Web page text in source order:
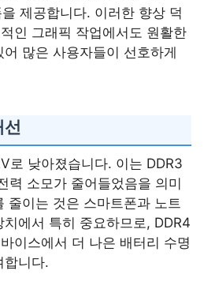
제공합니다. 이러한 향상 덕
인 그래픽 작업에서도 원활한
많은 사용자들이 선호하게
선
로 낮아졌습니다. 이는 DDR3
력 소모가 줄어들었음을 의미
줄이는 것은 스마트폰과 노트
에서 특히 중요하므로, DDR4
이스에서 더 나은 배터리 수명
합니다.